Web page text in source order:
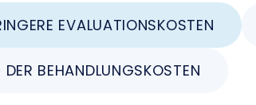
EVALUATIONSKOSTEN
DER BEHANDLUNGSKOSTEN